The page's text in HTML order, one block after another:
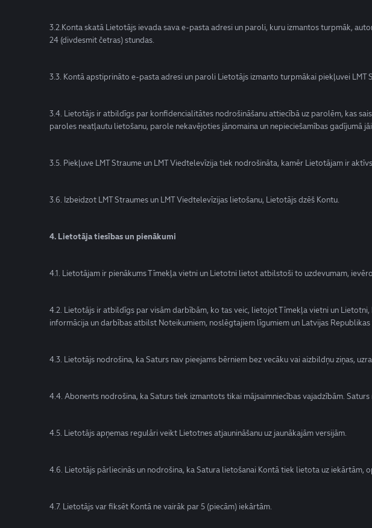
3.2.Konta skatā Lietotājs ievada sava e-pasta adresi un paroli, kuru izmantos turpmāk,
24 (divdesmit četras) stundas.
3.3. Kontā apstiprināto e-pasta adresi un paroli Lietotājs izmanto turpmākai piekļuvei
3.4. Lietotājs ir atbildīgs par konfidencialitātes nodrošināšanu attiecībā uz parolēm, kas
paroles neatļautu lietošanu, parole nekavējoties jānomaina un nepieciešamības gadījumā
3.5. Piekļuve LMT Straume un LMT Viedtelevīzija tiek nodrošināta, kamēr Lietotājam ir
3.6. Izbeidzot LMT Straumes un LMT Viedtelevīzijas lietošanu, Lietotājs dzēš Kontu.
4. Lietotāja tiesības un pienākumi
4.1. Lietotājam ir pienākums Tīmekļa vietni un Lietotni lietot atbilstoši to uzdevumam,
4.2. Lietotājs ir atbildīgs par visām darbībām, ko tas veic, lietojot Tīmekļa vietni un
informācija un darbības atbilst Noteikumiem, noslēgtajiem līgumiem un Latvijas
4.3. Lietotājs nodrošina, ka Saturs nav pieejams bērniem bez vecāku vai aizbildņu ziņas,
4.4. Abonents nodrošina, ka Saturs tiek izmantots tikai mājsaimniecības vajadzībām.
4.5. Lietotājs apņemas regulāri veikt Lietotnes atjaunināšanu uz jaunākajām versijām.
4.6. Lietotājs pārliecinās un nodrošina, ka Satura lietošanai Kontā tiek lietota uz
4.7. Lietotājs var fiksēt Kontā ne vairāk par 5 (piecām) iekārtām.